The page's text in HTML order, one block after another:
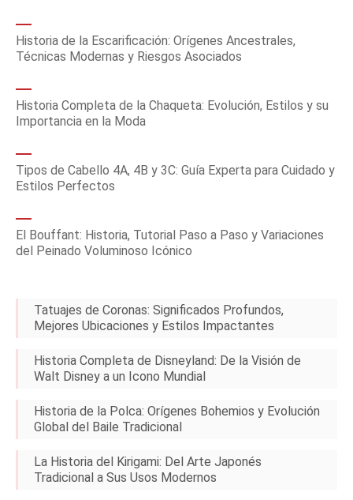
Historia de la Escarificación: Orígenes Ancestrales,
Técnicas Modernas y Riesgos Asociados
Historia Completa de la Chaqueta: Evolución, Estilos y su
Importancia en la Moda
Tipos de Cabello 4A, 4B y 3C: Guía Experta para Cuidado y
Estilos Perfectos
El Bouffant: Historia, Tutorial Paso a Paso y Variaciones
del Peinado Voluminoso Icónico
Tatuajes de Coronas: Significados Profundos,
Mejores Ubicaciones y Estilos Impactantes
Historia Completa de Disneyland: De la Visión de
Walt Disney a un Icono Mundial
Historia de la Polca: Orígenes Bohemios y Evolución
Global del Baile Tradicional
La Historia del Kirigami: Del Arte Japonés
Tradicional a Sus Usos Modernos